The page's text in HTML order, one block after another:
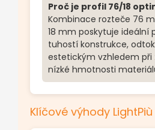
Proč je profil 76/18
Kombinace rozteče 76
18 mm poskytuje ideální
tuhostí konstrukce,
estetickým vzhledem při
nízké hmotnosti
Klíčové výhody